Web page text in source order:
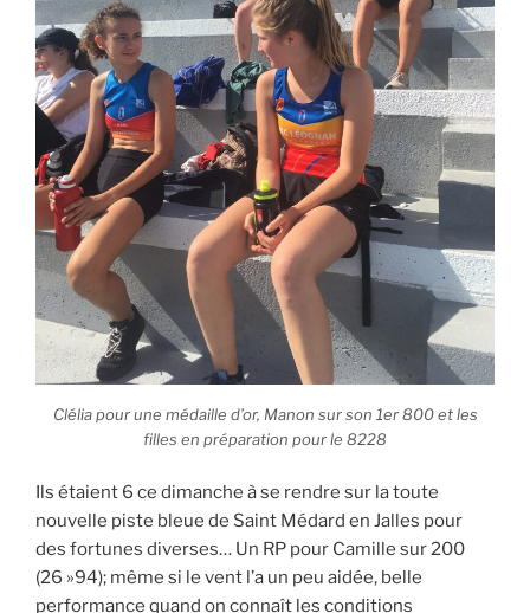
Clélia pour une médaille d’or, Manon sur son 1er 800 et les
filles en préparation pour le 8228
Ils étaient 6 ce dimanche à se rendre sur la toute
nouvelle piste bleue de Saint Médard en Jalles pour
des fortunes diverses… Un RP pour Camille sur 200
(26 »94); même si le vent l’a un peu aidée, belle
performance quand on connaît les conditions